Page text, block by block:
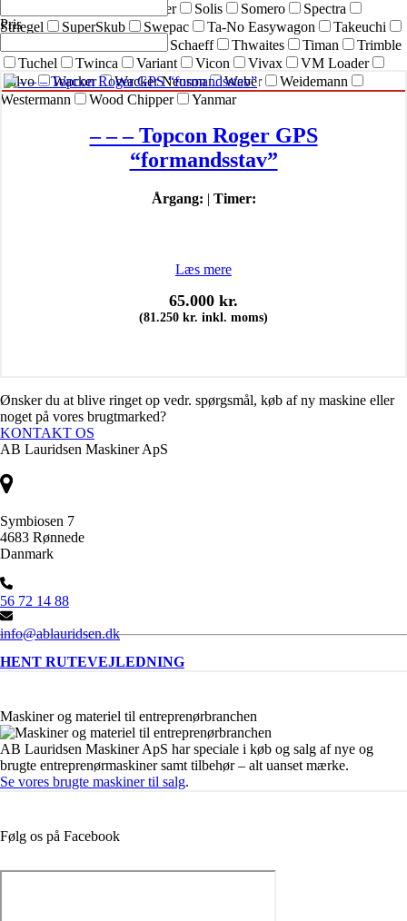
sneskraber Solis Somero
Spectra
Striegel
SuperSkub Swepac Ta-No Easywagon
Takeuchi
Terex Schaeff Thwaites Timan
Trimble
Tuchel
Twinca Variant Vicon Vivax
VM Loader
Volvo
Wacker Wacker Neuson Weber
Weidemann
Westermann
Wood Chipper Yanmar
Pris
– – – Topcon Roger GPS
“formandsstav”
Årgang: | Timer:
Læs mere
65.000 kr.
(81.250 kr. inkl. moms)
Ønsker du at blive ringet op vedr. spørgsmål, køb af ny maskine eller
noget på vores brugtmarked?
KONTAKT OS
AB Lauridsen Maskiner ApS
Symbiosen 7
4683 Rønnede
Danmark
56 72 14 88
info@ablauridsen.dk
HENT RUTEVEJLEDNING
Maskiner og materiel til entreprenørbranchen
AB Lauridsen Maskiner ApS har speciale i køb og salg af nye og
brugte entreprenørmaskiner samt tilbehør – alt uanset mærke.
Se vores brugte maskiner til salg.
Følg os på Facebook